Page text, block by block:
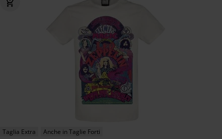
Taglia Extra
Anche in Taglie Forti